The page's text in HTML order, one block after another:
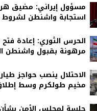
مسؤول إيراني: مضيق
استجابة واشنطن
الحرس الثوري: إعادة
مرهونة بقبول واشنطن
الاحتلال ينصب حواجز
مخيم طولكرم وسط